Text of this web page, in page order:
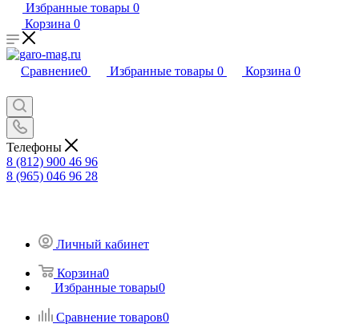
Избранные товары 0
Корзина 0
Сравнение0 Избранные товары 0 Корзина 0
Телефоны
8 (812) 900 46 96
8 (965) 046 96 28
Личный кабинет
Корзина0
Избранные товары0
Сравнение товаров0